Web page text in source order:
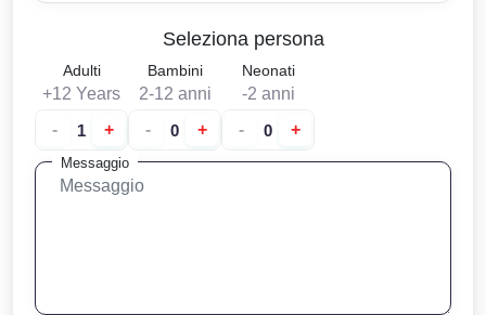
Seleziona persona
Adulti
+12 Years
-
+
Bambini
2-12 anni
-
+
Neonati
-2 anni
-
+
Messaggio